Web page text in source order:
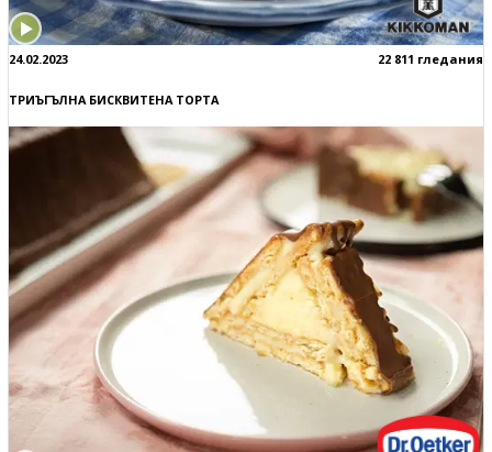
24.02.2023 22 811 гледания
ТРИЪГЪЛНА БИСКВИТЕНА ТОРТА